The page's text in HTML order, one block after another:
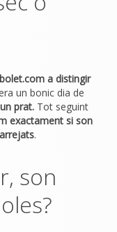
a distingir
un bonic dia de
prat. Tot seguint
exactament si son
.
son